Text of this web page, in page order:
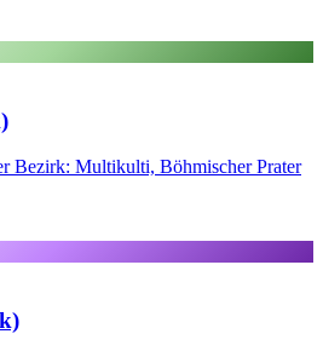
Bezirk: Multikulti, Böhmischer Prater